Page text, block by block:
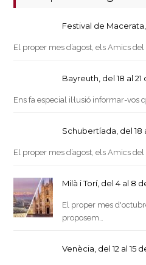
Festival de
El proper mes d’agost, els Amics
Bayreuth, del 18 al 21
Ens fa especial il·lusió informar-vos
Schubertíada, del 18
El proper mes d’agost, els Amics
Milà i Torí, del 4 al 8
El proper mes
proposem…
Venècia, del 12 al 15